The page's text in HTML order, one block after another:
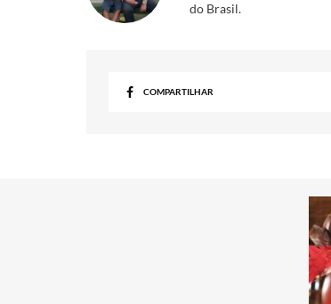
do Brasil.
COMPARTILHAR